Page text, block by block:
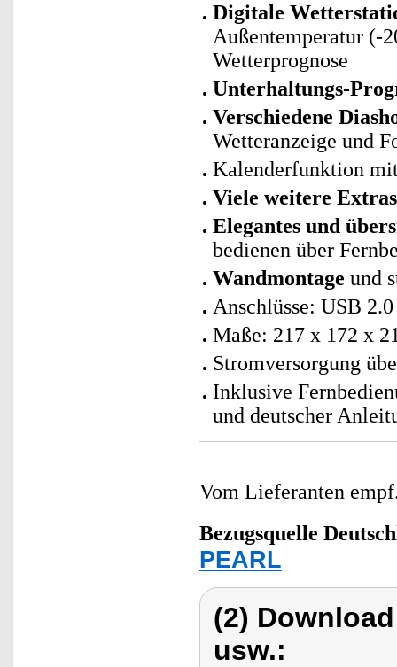
Digitale
Außentemperatur (-
Wetterprognose
Unterhaltungs-
Verschiedene
Wetteranzeige und
Kalenderfunktion
Viele weitere
Elegantes und
bedienen über
Wandmontage und
Anschlüsse: USB
Maße: 217 x 172 x
Stromversorgung
Inklusive
und deutscher
Vom Lieferanten
Bezugsquelle
PEARL
(2)
usw.: